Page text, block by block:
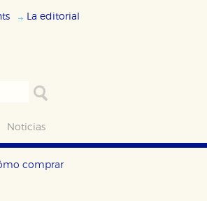
La editorial
Noticias
comprar